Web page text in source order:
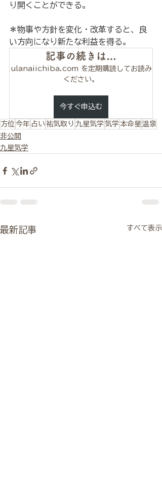
り開くことができる。
＊物事や方針を変化・改革すると、良
い方向になり新たな利益を得る。
記事の続きは…
ulanaiichiba.com を定期購読してお読み
ください。
今すぐ申込む
方位 今年 占い 祐気取り 九星気学気学 本命星 温泉
非公開
九星気学
最新記事 すべて表示